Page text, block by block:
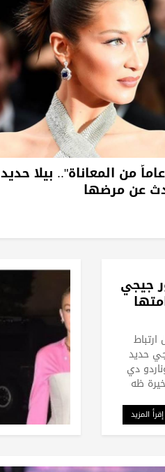
"15 عاماً من المعاناة".. بيلا حديد
عن مرضها
جيجي
حديد
دي
ظه
إقرأ المزيد